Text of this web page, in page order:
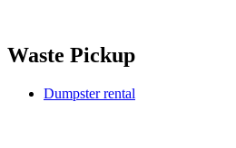
Waste Pickup
Dumpster rental